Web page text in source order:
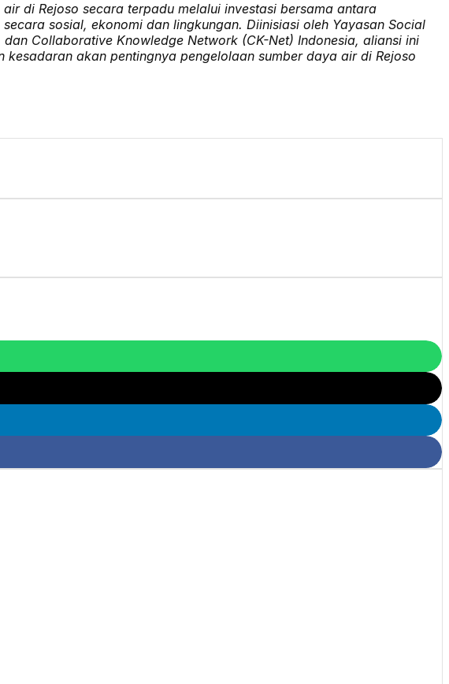
di Rejoso secara terpadu melalui investasi bersama antara
sosial, ekonomi dan lingkungan. Diinisiasi oleh Yayasan Social
Collaborative Knowledge Network (CK-Net) Indonesia, aliansi ini
akan pentingnya pengelolaan sumber daya air di Rejoso